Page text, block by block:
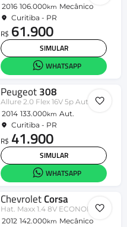
2016 106.000km Mecânico
Curitiba - PR
R$ 61.900
SIMULAR
WHATSAPP
Peugeot308
Allure 2.0 Flex 16V 5p Aut.
2014 133.000km Aut.
Curitiba - PR
R$ 41.900
SIMULAR
WHATSAPP
ChevroletCorsa
Hat. Maxx 1.4 8V ECONOFLEX 5p
2012 142.000km Mecânico